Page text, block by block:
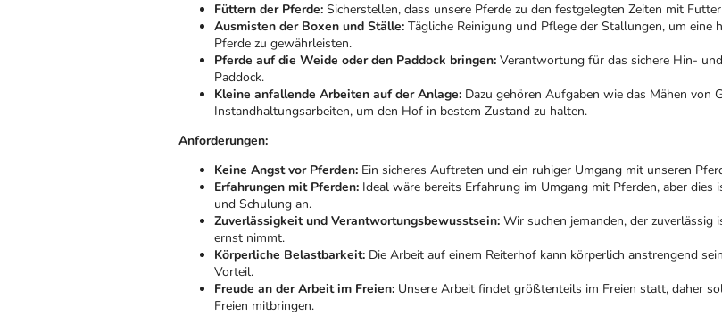
Füttern der Pferde: Sicherstellen, dass unsere Pferde zu den festgelegten Zeiten mit
Ausmisten der Boxen und Ställe: Tägliche Reinigung und Pflege der Stallungen, um eine
Pferde zu gewährleisten.
Pferde auf die Weide oder den Paddock bringen: Verantwortung für das sichere Hin-
Paddock.
Kleine anfallende Arbeiten auf der Anlage: Dazu gehören Aufgaben wie das Mähen von
Instandhaltungsarbeiten, um den Hof in bestem Zustand zu halten.
Anforderungen:
Keine Angst vor Pferden: Ein sicheres Auftreten und ein ruhiger Umgang mit unseren
Erfahrungen mit Pferden: Ideal wäre bereits Erfahrung im Umgang mit Pferden, aber
und Schulung an.
Zuverlässigkeit und Verantwortungsbewusstsein: Wir suchen jemanden, der
ernst nimmt.
Körperliche Belastbarkeit: Die Arbeit auf einem Reiterhof kann körperlich anstrengend
Vorteil.
Freude an der Arbeit im Freien: Unsere Arbeit findet größtenteils im Freien statt, daher
Freien mitbringen.